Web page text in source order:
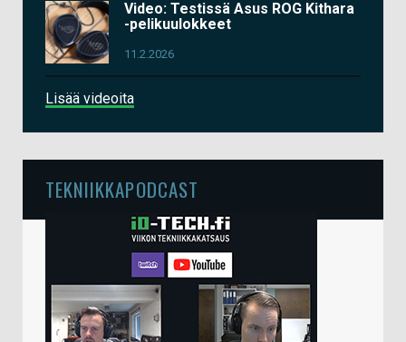
Video: Testissä Asus ROG Kithara
-pelikuulokkeet
11.2.2026
Lisää videoita
TEKNIIKKAPODCAST